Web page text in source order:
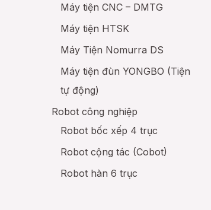
Máy tiện CNC – DMTG
Máy tiện HTSK
Máy Tiện Nomurra DS
Máy tiện đùn YONGBO (Tiện
tự động)
Robot công nghiệp
Robot bốc xếp 4 trục
Robot cộng tác (Cobot)
Robot hàn 6 trục